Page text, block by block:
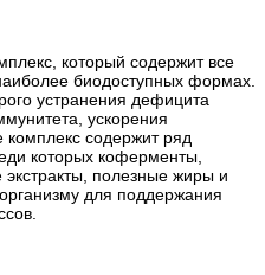
который содержит все
биодоступных формах.
устранения дефицита
ускорения
комплекс содержит ряд
которых коферменты,
экстракты, полезные жиры и
для поддержания